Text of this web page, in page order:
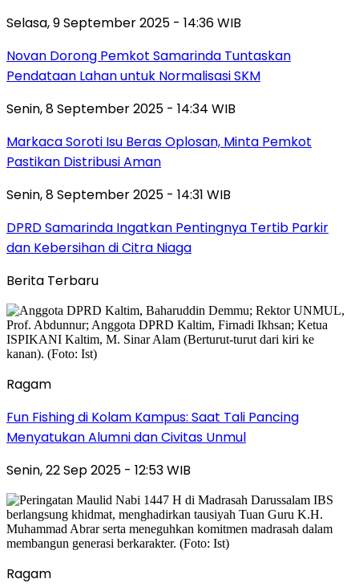
Selasa, 9 September 2025 - 14:36 WIB
Novan Dorong Pemkot Samarinda Tuntaskan
Pendataan Lahan untuk Normalisasi SKM
Senin, 8 September 2025 - 14:34 WIB
Markaca Soroti Isu Beras Oplosan, Minta Pemkot
Pastikan Distribusi Aman
Senin, 8 September 2025 - 14:31 WIB
DPRD Samarinda Ingatkan Pentingnya Tertib Parkir
dan Kebersihan di Citra Niaga
Berita Terbaru
Ragam
Fun Fishing di Kolam Kampus: Saat Tali Pancing
Menyatukan Alumni dan Civitas Unmul
Senin, 22 Sep 2025 - 12:53 WIB
Ragam